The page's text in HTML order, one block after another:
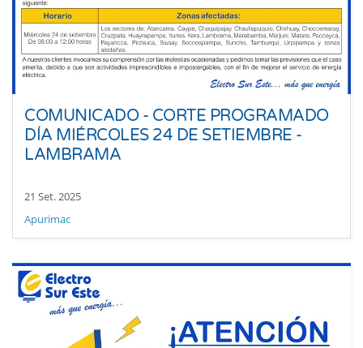
COMUNICADO - CORTE PROGRAMADO
DÍA MIÉRCOLES 24 DE SETIEMBRE -
LAMBRAMA
21 Set. 2025
Apurimac